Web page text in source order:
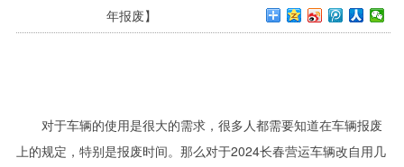
年报废】
对于车辆的使用是很大的需求，很多人都需要知道在车辆报废
上的规定，特别是报废时间。那么对于2024长春营运车辆改自用几